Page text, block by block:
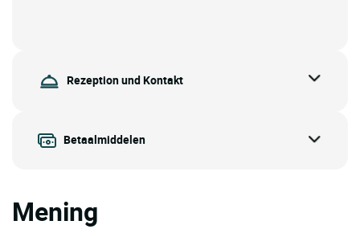
Rezeption und Kontakt
Betaalmiddelen
Mening